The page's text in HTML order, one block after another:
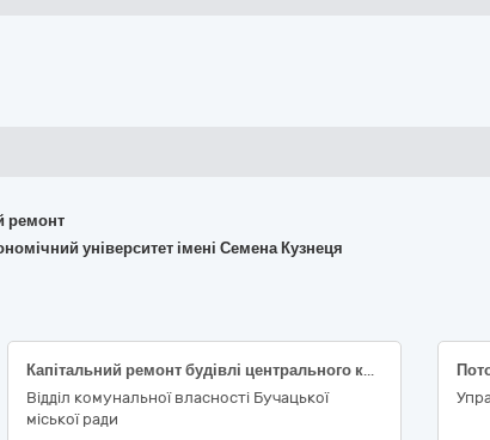
ремонт
університет імені Семена Кузнеця
Капітальний ремонт будівлі центрального корпусу КНП «Бучацька міська лікарня» Бучацької міської ради з утеплення зовнішніх стін та заміною системи опалення за адресою: м.Бучач, вул. Генерала Шухевича, 48, Чортківського району Тернопільської області (Коригування)
Відділ комунальної власності Бучацької
міської ради